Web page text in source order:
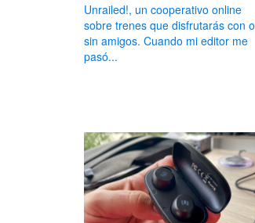
Unrailed!, un cooperativo online
sobre trenes que disfrutarás con o
sin amigos. Cuando mi editor me
pasó...